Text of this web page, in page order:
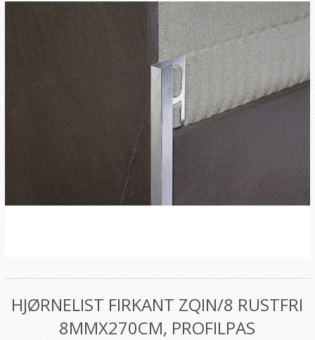
HJØRNELIST FIRKANT ZQIN/8 RUSTFRI
8MMX270CM, PROFILPAS